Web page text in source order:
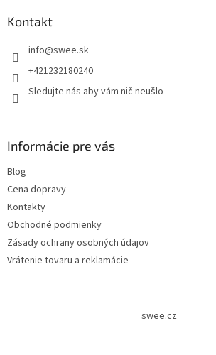
Kontakt
info@swee.sk
+421232180240
Sledujte nás aby vám nič neušlo
Informácie pre vás
Blog
Cena dopravy
Kontakty
Obchodné podmienky
Zásady ochrany osobných údajov
Vrátenie tovaru a reklamácie
swee.cz